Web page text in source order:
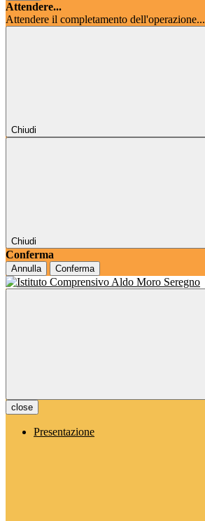
Attendere...
Attendere il completamento dell'operazione...
Chiudi
Chiudi
Conferma
Annulla Conferma
close
Presentazione